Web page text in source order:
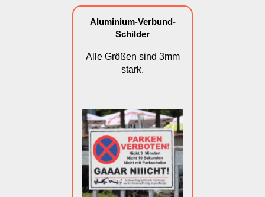
Aluminium-Verbund-
Schilder
Alle Größen sind 3mm
stark.